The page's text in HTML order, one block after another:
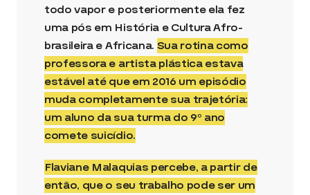
todo vapor e posteriormente ela fez
uma pós em História e Cultura Afro-
brasileira e Africana. Sua rotina como
professora e artista plástica estava
estável até que em 2016 um episódio
muda completamente sua trajetória:
um aluno da sua turma do 9º ano
comete suicídio.
Flaviane Malaquias percebe, a partir de
então, que o seu trabalho pode ser um